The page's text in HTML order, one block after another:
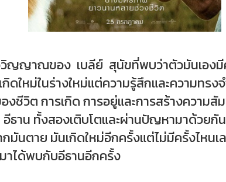
ญญาณของ เบลีย์ สุนัขที่พบว่าตัวมันเองมี
ดใหม่ในร่างใหม่แต่ความรู้สึกและความทรง
งชีวิต การเกิด การอยู่และการสร้างความ
ธาน ทั้งสองเติบโตและผ่านปัญหามาด้วยกัน
นตาย มันเกิดใหม่อีกครั้งแต่ไม่มีครั้งไหนเ
าได้พบกับอีธานอีกครั้ง